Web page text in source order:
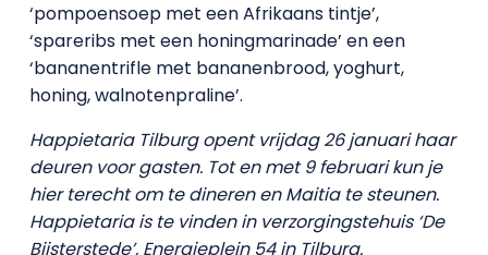
‘pompoensoep met een Afrikaans tintje’,
‘spareribs met een honingmarinade’ en een
‘bananentrifle met bananenbrood, yoghurt,
honing, walnotenpraline’.
Happietaria Tilburg opent vrijdag 26 januari haar
deuren voor gasten. Tot en met 9 februari kun je
hier terecht om te dineren en Maitia te steunen.
Happietaria is te vinden in verzorgingstehuis ‘De
Bijsterstede’, Energieplein 54 in Tilburg.